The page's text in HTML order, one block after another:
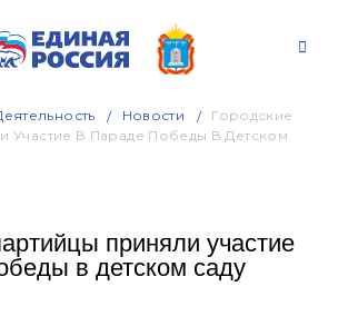
Новости
Городские
Участие В Параде Победы В Детском
приняли участие
в детском саду